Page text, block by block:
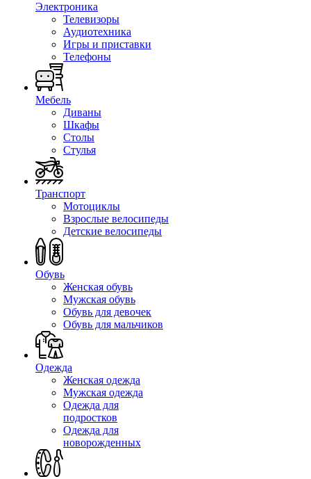
Электроника
Телевизоры
Аудиотехника
Игры и приставки
Телефоны
Мебель
Диваны
Шкафы
Столы
Стулья
Транспорт
Мотоциклы
Взрослые велосипеды
Детские велосипеды
Обувь
Женская обувь
Мужская обувь
Обувь для девочек
Обувь для мальчиков
Одежда
Женская одежда
Мужская одежда
Одежда для
подростков
Одежда для
новорожденных